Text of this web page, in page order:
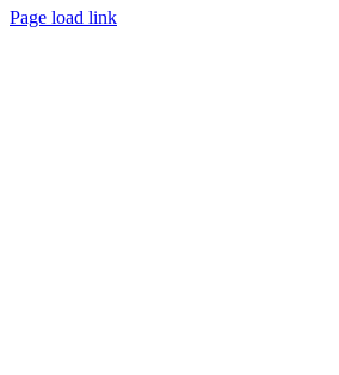
Page load link